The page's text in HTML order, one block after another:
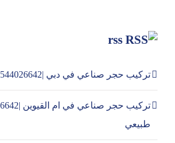
rss
تركيب حجر صناعي في دبي |0544026642| حجر طبيعي
طبيعي